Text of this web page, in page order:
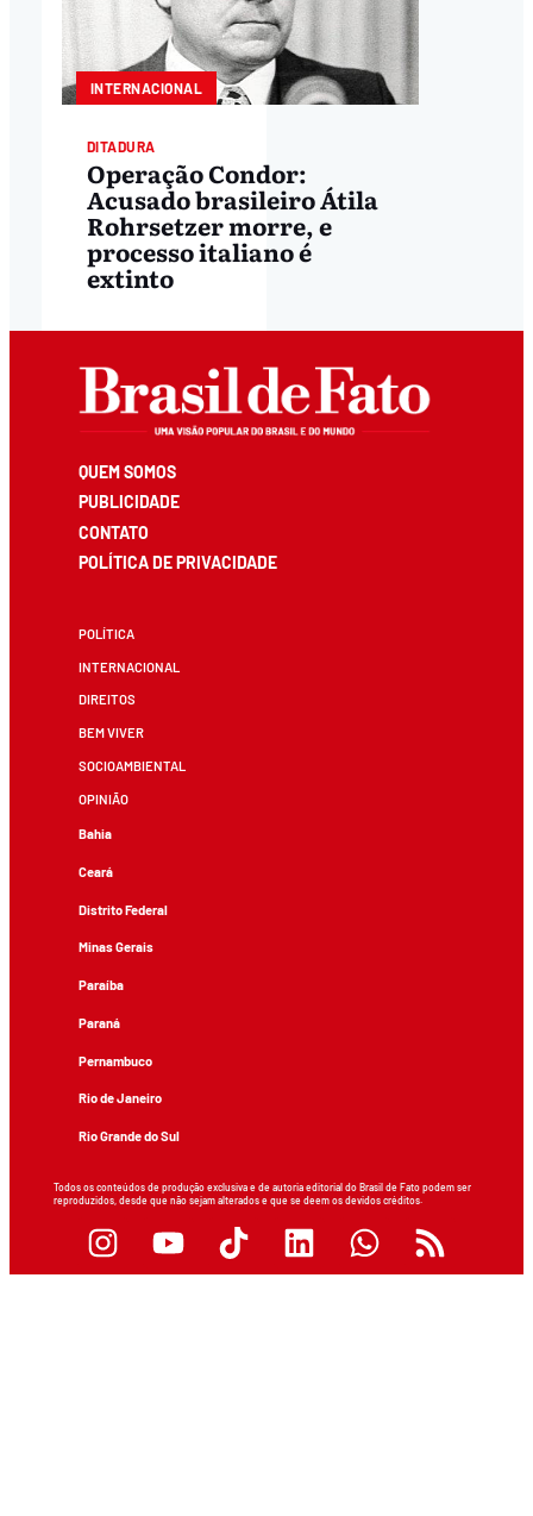
INTERNACIONAL
DITADURA
Operação Condor:
Acusado brasileiro Átila
Rohrsetzer morre, e
processo italiano é
extinto
QUEM SOMOS
PUBLICIDADE
CONTATO
POLÍTICA DE PRIVACIDADE
POLÍTICA
INTERNACIONAL
DIREITOS
BEM VIVER
SOCIOAMBIENTAL
OPINIÃO
Bahia
Ceará
Distrito Federal
Minas Gerais
Paraíba
Paraná
Pernambuco
Rio de Janeiro
Rio Grande do Sul
Todos os conteúdos de produção exclusiva e de autoria editorial do Brasil de Fato podem ser
reproduzidos, desde que não sejam alterados e que se deem os devidos créditos.